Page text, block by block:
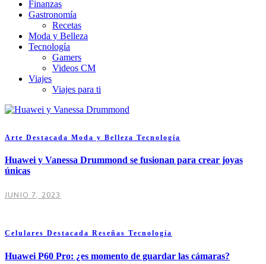
Finanzas
Gastronomía
Recetas
Moda y Belleza
Tecnología
Gamers
Videos CM
Viajes
Viajes para ti
Arte Destacada Moda y Belleza Tecnología
Huawei y Vanessa Drummond se fusionan para crear joyas
únicas
JUNIO 7, 2023
Celulares Destacada Reseñas Tecnología
Huawei P60 Pro: ¿es momento de guardar las cámaras?